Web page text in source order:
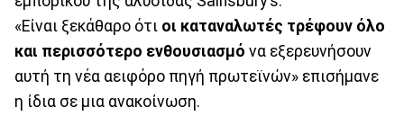
«Είναι ξεκάθαρο ότι οι καταναλωτές τρέφουν όλο
και περισσότερο ενθουσιασμό να εξερευνήσουν
αυτή τη νέα αειφόρο πηγή πρωτεϊνών» επισήμανε
η ίδια σε μια ανακοίνωση.